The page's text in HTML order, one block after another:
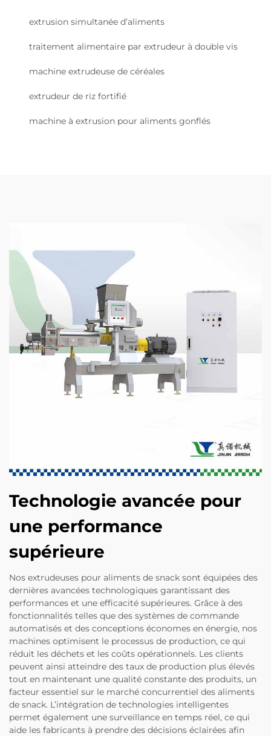
extrusion simultanée d’aliments
traitement alimentaire par extrudeur à double vis
machine extrudeuse de céréales
extrudeur de riz fortifié
machine à extrusion pour aliments gonflés
Technologie avancée pour
une performance
supérieure
Nos extrudeuses pour aliments de snack sont équipées des
dernières avancées technologiques garantissant des
performances et une efficacité supérieures. Grâce à des
fonctionnalités telles que des systèmes de commande
automatisés et des conceptions économes en énergie, nos
machines optimisent le processus de production, ce qui
réduit les déchets et les coûts opérationnels. Les clients
peuvent ainsi atteindre des taux de production plus élevés
tout en maintenant une qualité constante des produits, un
facteur essentiel sur le marché concurrentiel des aliments
de snack. L’intégration de technologies intelligentes
permet également une surveillance en temps réel, ce qui
aide les fabricants à prendre des décisions éclairées afin